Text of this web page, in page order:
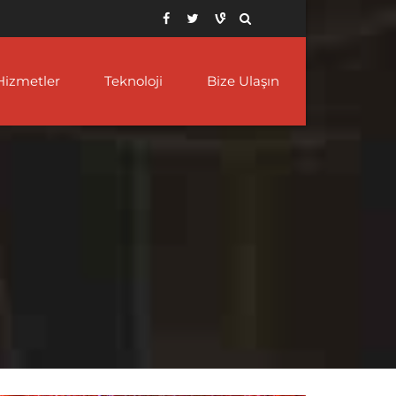
alaşımı 625
Muhafaza Borusu
Teknoloji Bize Ulaşın